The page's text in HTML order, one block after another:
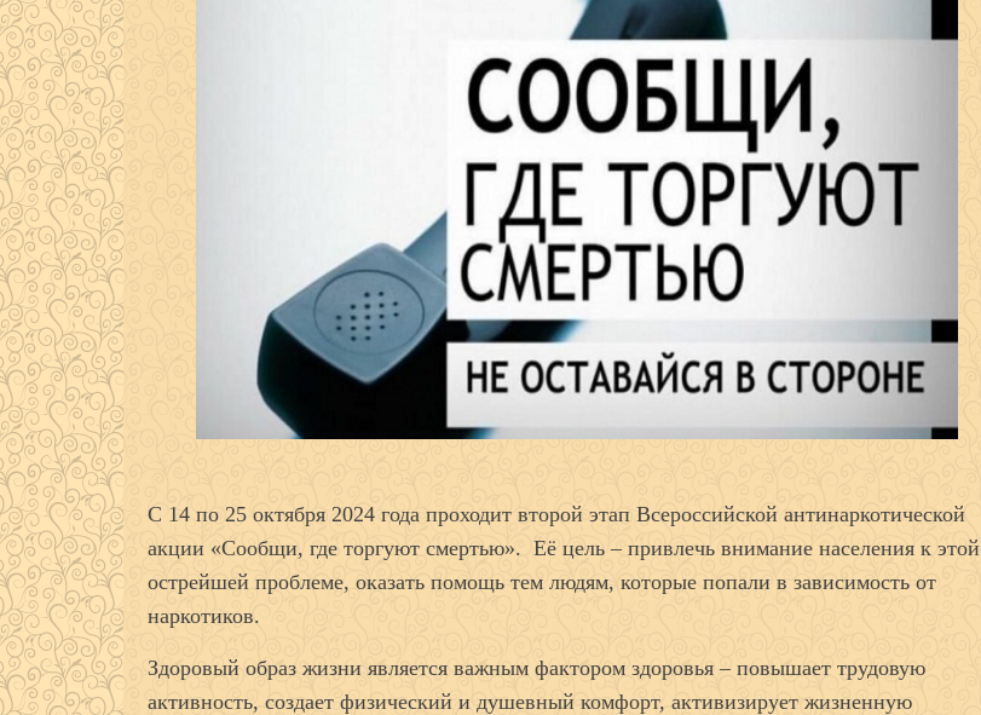
С 14 по 25 октября 2024 года проходит второй этап Всероссийской антинаркотической
акции «Сообщи, где торгуют смертью». Её цель – привлечь внимание населения к этой
острейшей проблеме, оказать помощь тем людям, которые попали в зависимость от
наркотиков.
Здоровый образ жизни является важным фактором здоровья – повышает трудовую
активность, создает физический и душевный комфорт, активизирует жизненную